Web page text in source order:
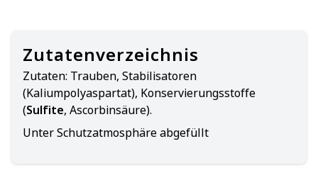
Zutatenverzeichnis
Zutaten: Trauben, Stabilisatoren
(Kaliumpolyaspartat), Konservierungsstoffe
(Sulfite, Ascorbinsäure).
Unter Schutzatmosphäre abgefüllt